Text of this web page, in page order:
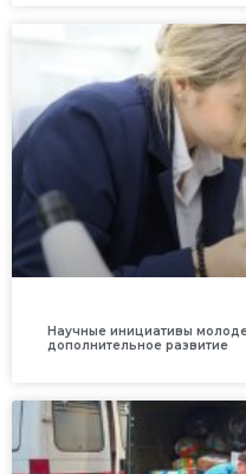
Научные инициативы
дополнительное развитие